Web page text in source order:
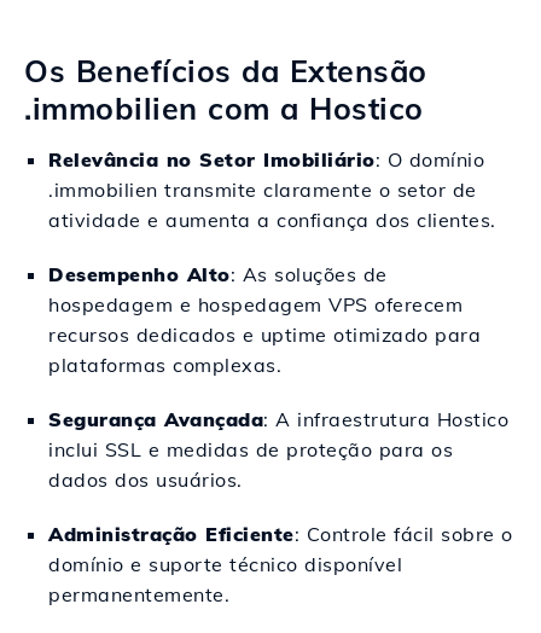
Os Benefícios da Extensão
.immobilien com a Hostico
Relevância no Setor Imobiliário: O domínio
.immobilien transmite claramente o setor de
atividade e aumenta a confiança dos clientes.
Desempenho Alto: As soluções de
hospedagem e hospedagem VPS oferecem
recursos dedicados e uptime otimizado para
plataformas complexas.
Segurança Avançada: A infraestrutura Hostico
inclui SSL e medidas de proteção para os
dados dos usuários.
Administração Eficiente: Controle fácil sobre o
domínio e suporte técnico disponível
permanentemente.